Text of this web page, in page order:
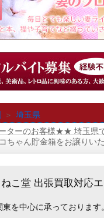
埼玉県
ターのお客様★★ 埼玉県
ちゃん貯金箱をお譲りい
ねこ堂 出張買取対応
東を中心に承っております。